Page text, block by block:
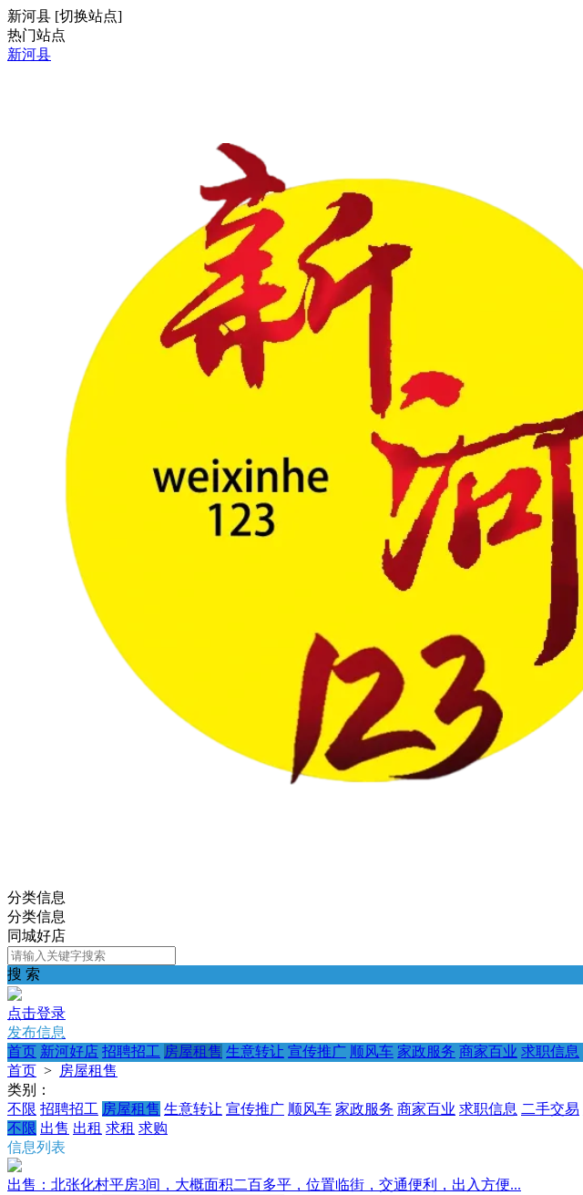
新河县 [切换站点]
热门站点
新河县
分类信息
分类信息
同城好店
搜 索
点击登录
发布信息
首页 新河好店 招聘招工 房屋租售 生意转让 宣传推广 顺风车 家政服务 商家百业 求职信息
首页 > 房屋租售
类别：
不限 招聘招工 房屋租售 生意转让 宣传推广 顺风车 家政服务 商家百业 求职信息 二手交易
不限 出售 出租 求租 求购
信息列表
出售：北张化村平房3间，大概面积二百多平，位置临街，交通便利，出入方便...